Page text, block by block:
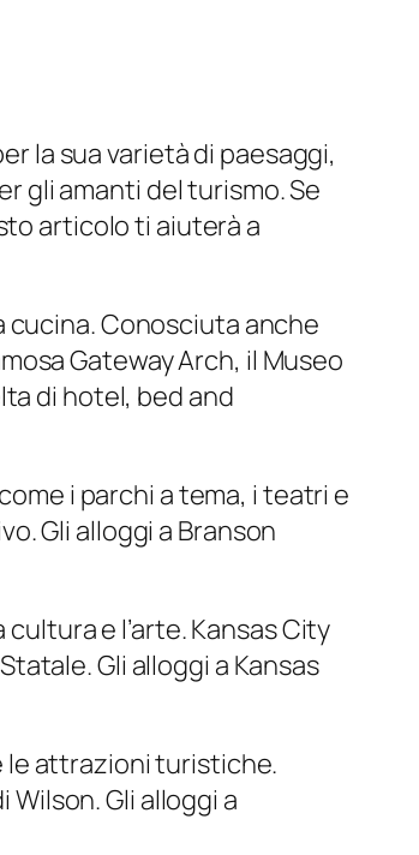
la sua varietà di paesaggi,
gli amanti del turismo. Se
articolo ti aiuterà a
cucina. Conosciuta anche
Gateway Arch, il Museo
di hotel, bed and
i parchi a tema, i teatri e
Gli alloggi a Branson
e l’arte. Kansas City
Gli alloggi a Kansas
le attrazioni turistiche.
Gli alloggi a